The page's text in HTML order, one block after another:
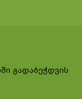
გადაბეჭდვის